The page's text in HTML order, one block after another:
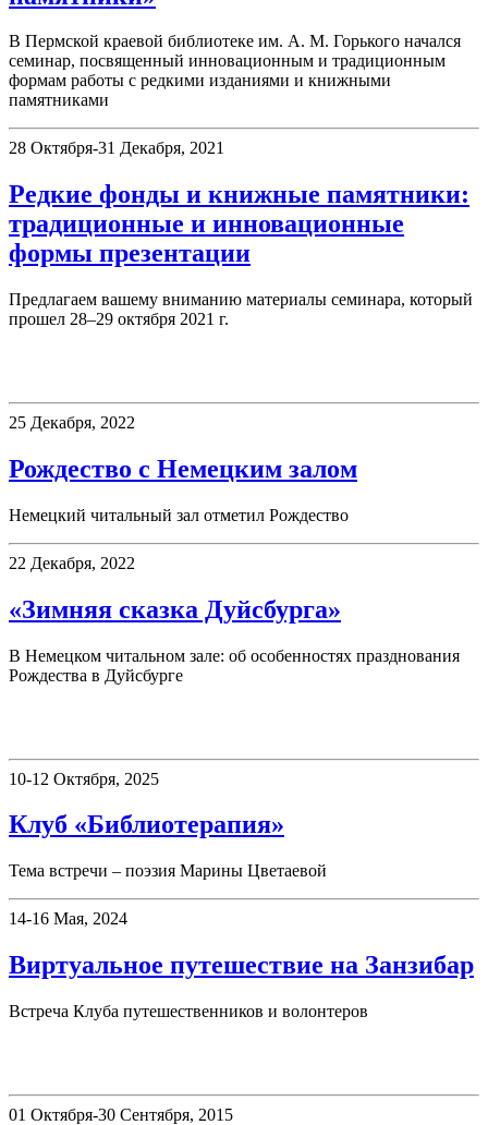
В Пермской краевой библиотеке им. А. М. Горького начался
семинар, посвященный инновационным и традиционным
формам работы с редкими изданиями и книжными
памятниками
28 Октября-31 Декабря, 2021
Редкие фонды и книжные памятники:
традиционные и инновационные
формы презентации
Предлагаем вашему вниманию материалы семинара, который
прошел 28–29 октября 2021 г.
25 Декабря, 2022
Рождество с Немецким залом
Немецкий читальный зал отметил Рождество
22 Декабря, 2022
«Зимняя сказка Дуйсбурга»
В Немецком читальном зале: об особенностях празднования
Рождества в Дуйсбурге
10-12 Октября, 2025
Клуб «Библиотерапия»
Тема встречи – поэзия Марины Цветаевой
14-16 Мая, 2024
Виртуальное путешествие на Занзибар
Встреча Клуба путешественников и волонтеров
01 Октября-30 Сентября, 2015